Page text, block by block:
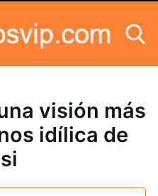
visión más
idílica de